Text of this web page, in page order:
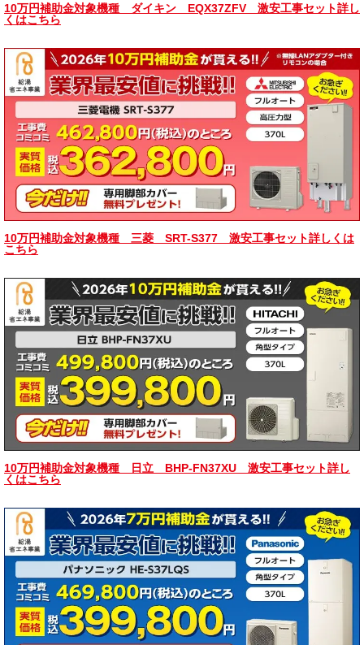
10万円補助金対象機種 ダイキン EQX37ZFV 激安工事セット詳し
くはこちら
10万円補助金対象機種 三菱 SRT-S377 激安工事セット詳しくは
こちら
10万円補助金対象機種 日立 BHP-FN37XU 激安工事セット詳し
くはこちら